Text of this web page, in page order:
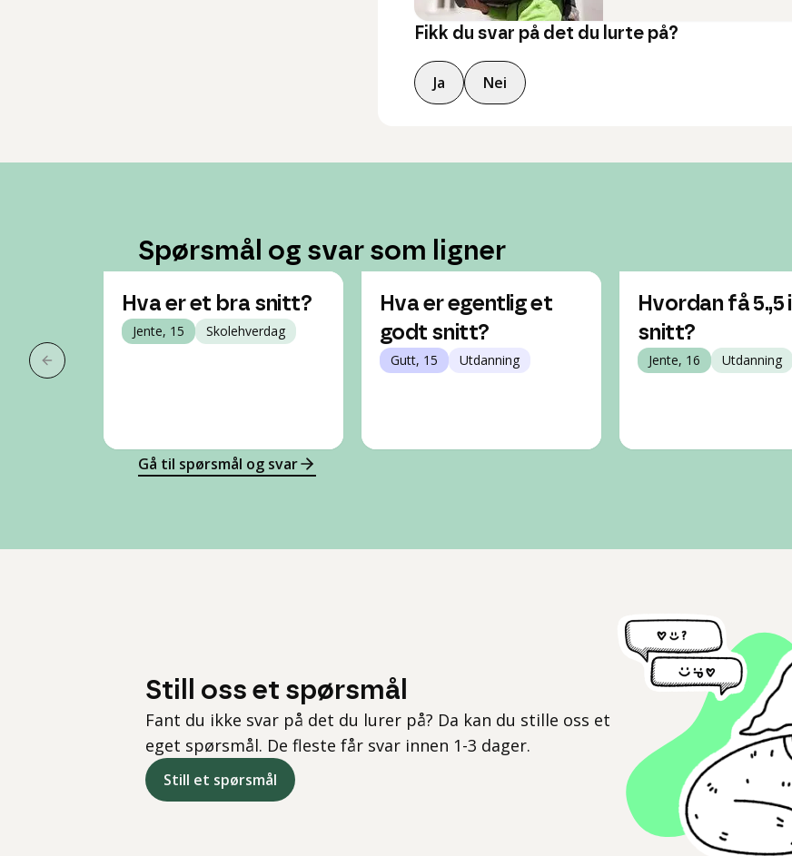
Fikk du svar på det du lurte på?
Ja Nei
Spørsmål og svar som ligner
Forrige slide
Hva er et bra snitt?
Jente, 15 Skolehverdag
Hva er egentlig et
godt snitt?
Gutt, 15 Utdanning
Hvordan få 5.,5 i
snitt?
Jente, 16 Utdanning
Gå til spørsmål og svar
Still oss et spørsmål
Fant du ikke svar på det du lurer på? Da kan du stille oss et
eget spørsmål. De fleste får svar innen 1-3 dager.
Still et spørsmål